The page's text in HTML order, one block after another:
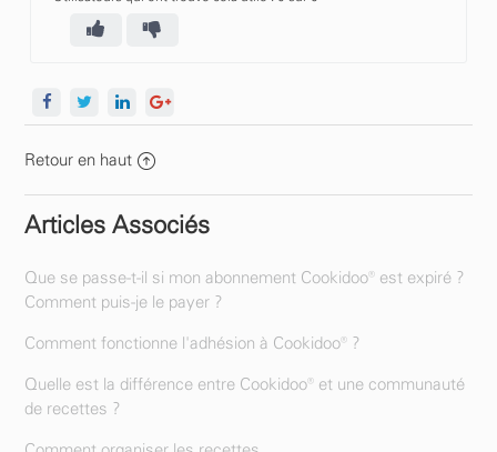
Retour en haut
Articles Associés
Que se passe-t-il si mon abonnement Cookidoo® est expiré ?
Comment puis-je le payer ?
Comment fonctionne l'adhésion à Cookidoo® ?
Quelle est la différence entre Cookidoo® et une communauté
de recettes ?